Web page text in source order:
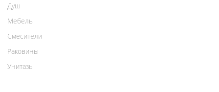
Душ
Мебель
Смесители
Раковины
Унитазы